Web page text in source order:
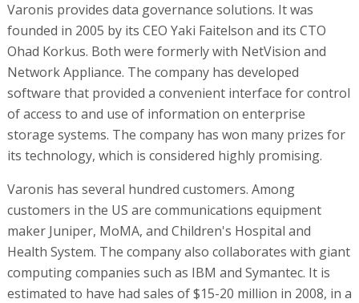
Varonis provides data governance solutions. It was
founded in 2005 by its CEO Yaki Faitelson and its CTO
Ohad Korkus. Both were formerly with NetVision and
Network Appliance. The company has developed
software that provided a convenient interface for control
of access to and use of information on enterprise
storage systems. The company has won many prizes for
its technology, which is considered highly promising.
Varonis has several hundred customers. Among
customers in the US are communications equipment
maker Juniper, MoMA, and Children's Hospital and
Health System. The company also collaborates with giant
computing companies such as IBM and Symantec. It is
estimated to have had sales of $15-20 million in 2008, in a